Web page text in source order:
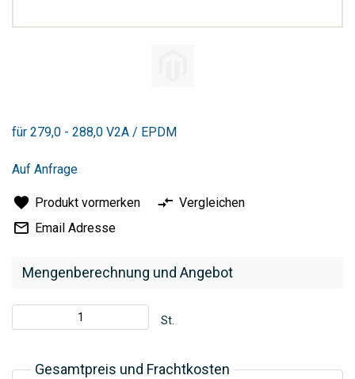
der
springen
Mengenberechnung und Angebot
St.
Gesamtpreis und Frachtkosten
für 279,0 - 288,0 V2A / EPDM
Auf Anfrage
Produkt vormerken
Vergleichen
Email Adresse